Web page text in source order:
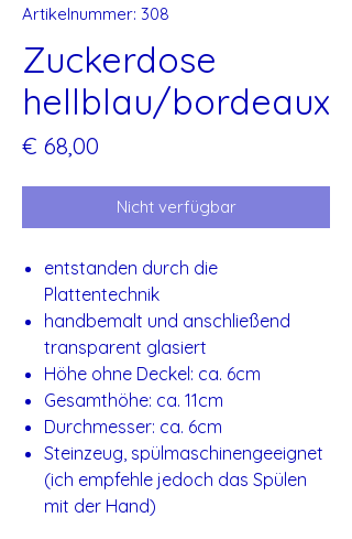
Artikelnummer: 308
Zuckerdose
hellblau/bordeaux
€ 68,00
Nicht verfügbar
entstanden durch die
Plattentechnik
handbemalt und anschließend
transparent glasiert
Höhe ohne Deckel: ca. 6cm
Gesamthöhe: ca. 11cm
Durchmesser: ca. 6cm
Steinzeug, spülmaschinengeeignet
(ich empfehle jedoch das Spülen
mit der Hand)